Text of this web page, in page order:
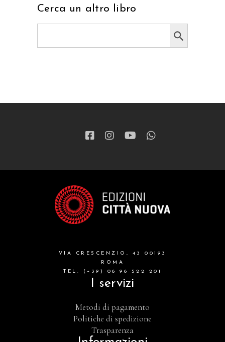
Cerca un altro libro
Search Button
VIA CRESCENZIO, 43 00193
ROMA
TEL. (+39) 06 96 522 201
I servizi
Metodi di pagamento
Politiche di spedizione
Trasparenza